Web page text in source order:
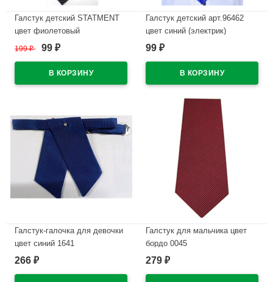
Галстук детский STATMENT
цвет фиолетовый
В наличии
199₽ 99 ₽
Галстук детский арт.96462
цвет синий (электрик)
В наличии
99 ₽
Галстук-галочка для девочки
цвет синий 1641
В наличии
266 ₽
Галстук для мальчика цвет
бордо 0045
В наличии
279 ₽